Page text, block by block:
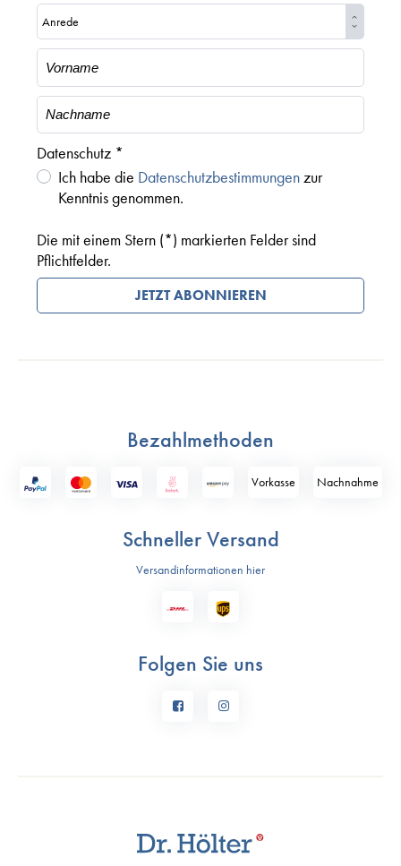
Datenschutz *
Ich habe die Datenschutzbestimmungenzur
Kenntnis genommen.
Die mit einem Stern (*) markierten Felder sind
Pflichtfelder.
JETZT ABONNIEREN
Bezahlmethoden
Vorkasse Nach­nahme
Schneller Versand
Versandinformationen hier
Folgen Sie uns